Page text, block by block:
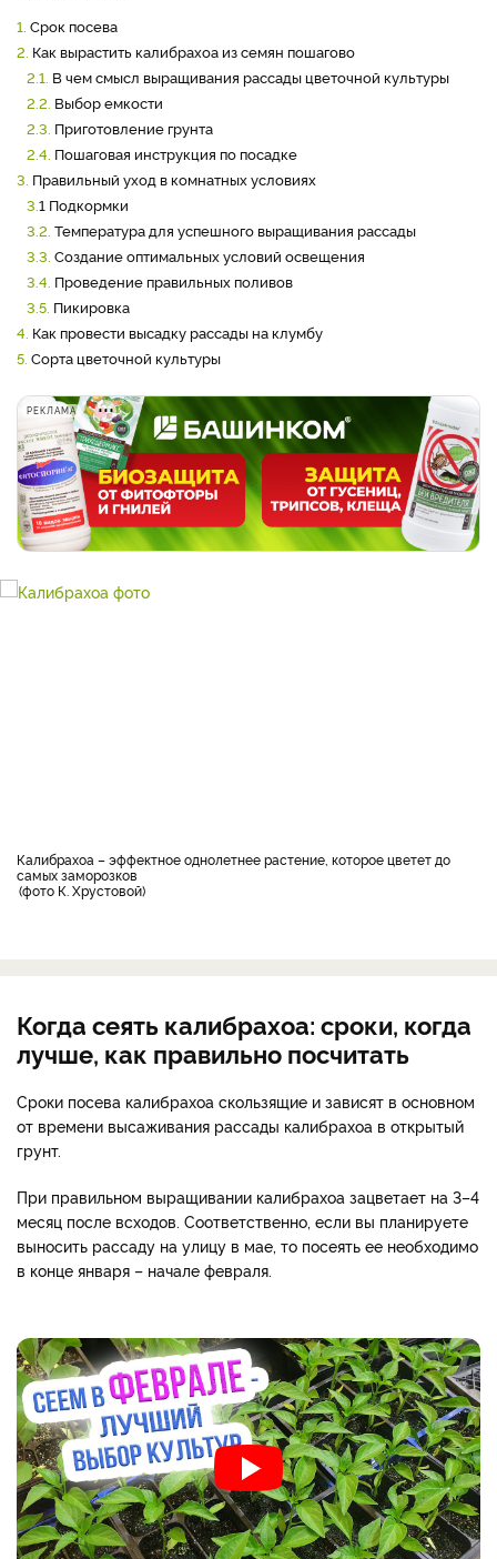
1. Срок посева
2. Как вырастить калибрахоа из семян пошагово
2.1. В чем смысл выращивания рассады цветочной культуры
2.2. Выбор емкости
2.3. Приготовление грунта
2.4. Пошаговая инструкция по посадке
3. Правильный уход в комнатных условиях
3. 1 Подкормки
3.2. Температура для успешного выращивания рассады
3.3. Создание оптимальных условий освещения
3.4. Проведение правильных поливов
3.5. Пикировка
4. Как провести высадку рассады на клумбу
5. Сорта цветочной культуры
РЕКЛАМА
Калибрахоа – эффектное однолетнее растение, которое цветет до
самых заморозков
фото К. Хрустовой
Когда сеять калибрахоа: сроки, когда
лучше, как правильно посчитать
Сроки посева калибрахоа скользящие и зависят в основном
от времени высаживания рассады калибрахоа в открытый
грунт.
При правильном выращивании калибрахоа зацветает на 3–4
месяц после всходов. Соответственно, если вы планируете
выносить рассаду на улицу в мае, то посеять ее необходимо
в конце января – начале февраля.